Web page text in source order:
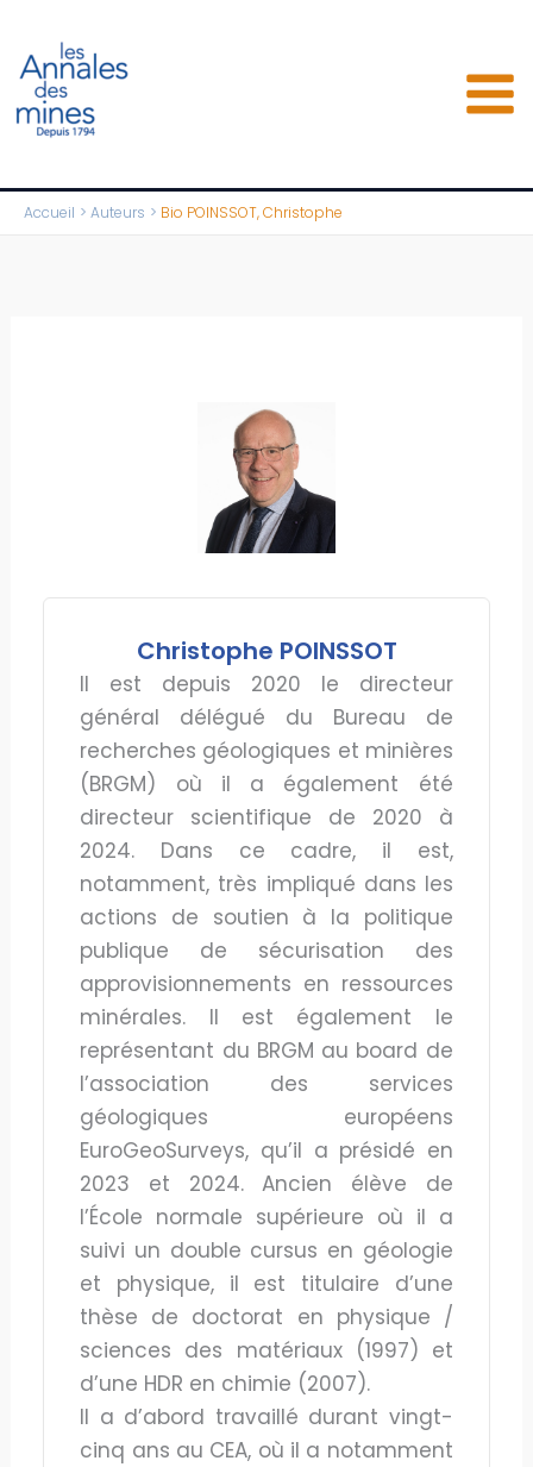
contenu
Accueil Auteurs Bio POINSSOT, Christophe
Christophe POINSSOT
Il est depuis 2020 le directeur
général délégué du Bureau de
recherches géologiques et minières
(BRGM) où il a également été
directeur scientifique de 2020 à
2024. Dans ce cadre, il est,
notamment, très impliqué dans les
actions de soutien à la politique
publique de sécurisation des
approvisionnements en ressources
minérales. Il est également le
représentant du BRGM au board de
l’association des services
géologiques européens
EuroGeoSurveys, qu’il a présidé en
2023 et 2024. Ancien élève de
l’École normale supérieure où il a
suivi un double cursus en géologie
et physique, il est titulaire d’une
thèse de doctorat en physique /
sciences des matériaux (1997) et
d’une HDR en chimie (2007).
Il a d’abord travaillé durant vingt-
cinq ans au CEA, où il a notamment